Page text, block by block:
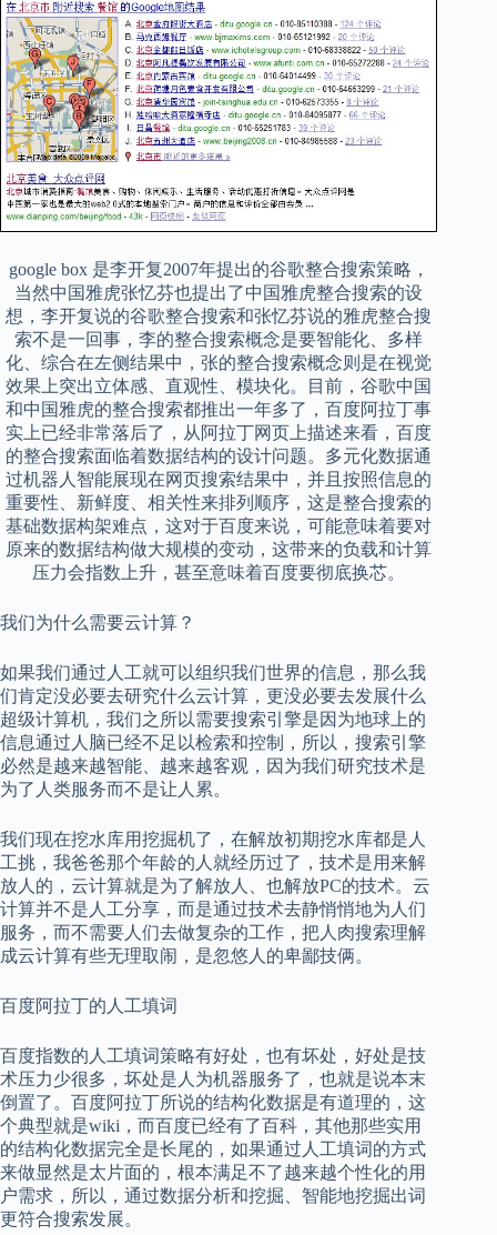
google box 是李开复2007年提出的谷歌整合搜索策略，
当然中国雅虎张忆芬也提出了中国雅虎整合搜索的设
想，李开复说的谷歌整合搜索和张忆芬说的雅虎整合搜
索不是一回事，李的整合搜索概念是要智能化、多样
化、综合在左侧结果中，张的整合搜索概念则是在视觉
效果上突出立体感、直观性、模块化。目前，谷歌中国
和中国雅虎的整合搜索都推出一年多了，百度阿拉丁事
实上已经非常落后了，从阿拉丁网页上描述来看，百度
的整合搜索面临着数据结构的设计问题。多元化数据通
过机器人智能展现在网页搜索结果中，并且按照信息的
重要性、新鲜度、相关性来排列顺序，这是整合搜索的
基础数据构架难点，这对于百度来说，可能意味着要对
原来的数据结构做大规模的变动，这带来的负载和计算
压力会指数上升，甚至意味着百度要彻底换芯。
我们为什么需要云计算？
如果我们通过人工就可以组织我们世界的信息，那么我
们肯定没必要去研究什么云计算，更没必要去发展什么
超级计算机，我们之所以需要搜索引擎是因为地球上的
信息通过人脑已经不足以检索和控制，所以，搜索引擎
必然是越来越智能、越来越客观，因为我们研究技术是
为了人类服务而不是让人累。
我们现在挖水库用挖掘机了，在解放初期挖水库都是人
工挑，我爸爸那个年龄的人就经历过了，技术是用来解
放人的，云计算就是为了解放人、也解放PC的技术。云
计算并不是人工分享，而是通过技术去静悄悄地为人们
服务，而不需要人们去做复杂的工作，把人肉搜索理解
成云计算有些无理取闹，是忽悠人的卑鄙技俩。
百度阿拉丁的人工填词
百度指数的人工填词策略有好处，也有坏处，好处是技
术压力少很多，坏处是人为机器服务了，也就是说本末
倒置了。百度阿拉丁所说的结构化数据是有道理的，这
个典型就是wiki，而百度已经有了百科，其他那些实用
的结构化数据完全是长尾的，如果通过人工填词的方式
来做显然是太片面的，根本满足不了越来越个性化的用
户需求，所以，通过数据分析和挖掘、智能地挖掘出词
更符合搜索发展。